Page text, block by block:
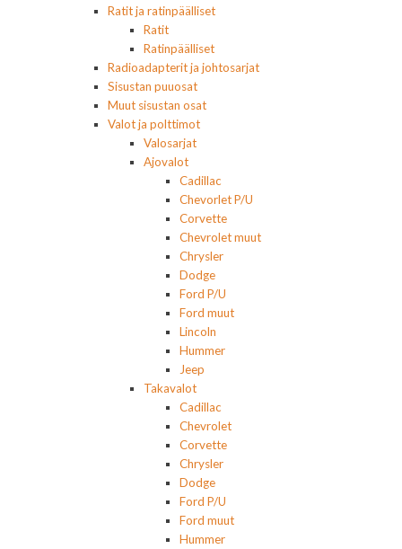
Ratit ja ratinpäälliset
Ratit
Ratinpäälliset
Radioadapterit ja johtosarjat
Sisustan puuosat
Muut sisustan osat
Valot ja polttimot
Valosarjat
Ajovalot
Cadillac
Chevorlet P/U
Corvette
Chevrolet muut
Chrysler
Dodge
Ford P/U
Ford muut
Lincoln
Hummer
Jeep
Takavalot
Cadillac
Chevrolet
Corvette
Chrysler
Dodge
Ford P/U
Ford muut
Hummer